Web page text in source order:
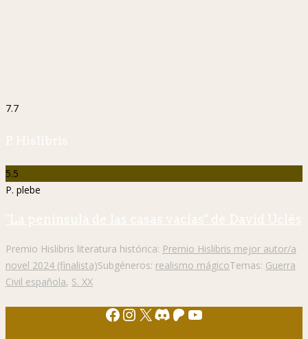
7.7
P. Hislibris
5.5
P. plebe
"La península de las casas vacías" de David Uclés
Premio Hislibris literatura histórica: Premio Hislibris mejor autor/a
novel 2024 (finalista)Subgéneros: realismo mágicoTemas: Guerra
Civil española, S. XX
Facebook
Instagram
X Discord
Patreon
YouTube